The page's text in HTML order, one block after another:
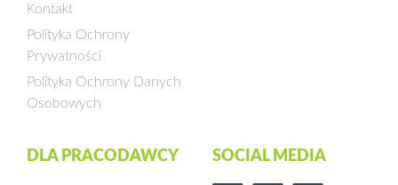
Kontakt
Polityka Ochrony
Prywatności
Polityka Ochrony Danych
Osobowych
DLA PRACODAWCY SOCIAL MEDIA